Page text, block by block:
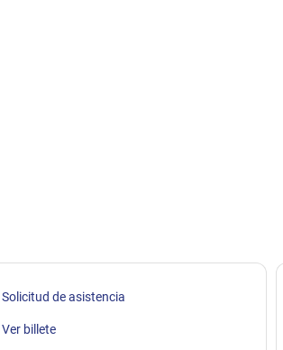
Solicitud de asistencia
Ver billete